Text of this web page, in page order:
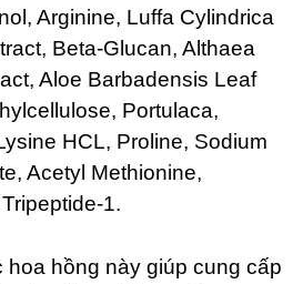
Arginine, Luffa Cylindrica
Beta-Glucan, Althaea
Aloe Barbadensis Leaf
Portulaca,
HCL, Proline, Sodium
Acetyl Methionine,
1.
hoa hồng này giúp cung cấp